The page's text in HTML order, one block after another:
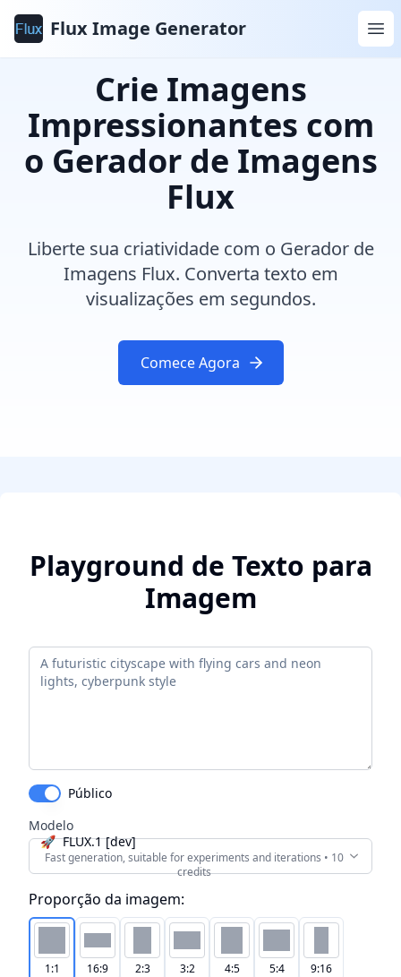
Flux Image Generator
Crie Imagens
Impressionantes com
o Gerador de Imagens
Flux
Liberte sua criatividade com o Gerador de
Imagens Flux. Converta texto em
visualizações em segundos.
Comece Agora
Playground de Texto para
Imagem
Público
Modelo
🚀 FLUX.1 [dev]
Fast generation, suitable for experiments and iterations • 10
credits
Proporção da imagem:
1:1 16:9 2:3 3:2 4:5 5:4 9:16